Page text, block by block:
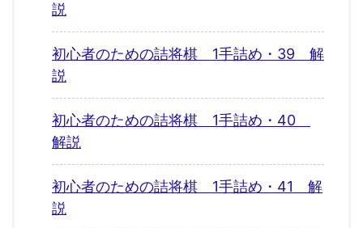
説
初心者のための詰将棋 1手詰め・39 解
説
初心者のための詰将棋 1手詰め・40
解説
初心者のための詰将棋 1手詰め・41 解
説